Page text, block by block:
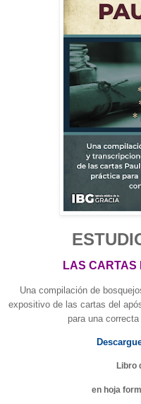
LAS CARTAS
Una compilación de
expositivo de las cartas del
para una
Libro
en hoja